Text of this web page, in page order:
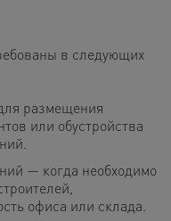
в следующих
размещения
или обустройства
— когда необходимо
офиса или склада.